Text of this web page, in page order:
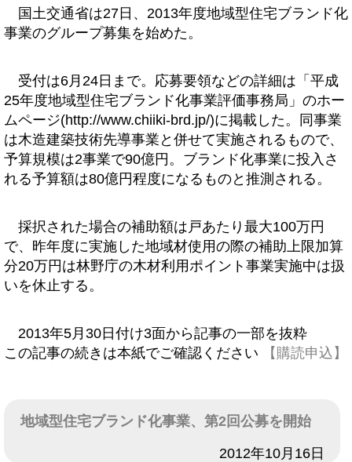
国土交通省は27日、2013年度地域型住宅ブランド化
事業のグループ募集を始めた。
受付は6月24日まで。応募要領などの詳細は「平成
25年度地域型住宅ブランド化事業評価事務局」のホー
ムページ(http://www.chiiki-brd.jp/)に掲載した。同事業
は木造建築技術先導事業と併せて実施されるもので、
予算規模は2事業で90億円。ブランド化事業に投入さ
れる予算額は80億円程度になるものと推測される。
採択された場合の補助額は戸あたり最大100万円
で、昨年度に実施した地域材使用の際の補助上限加算
分20万円は林野庁の木材利用ポイント事業実施中は扱
いを休止する。
2013年5月30日付け3面から記事の一部を抜粋
この記事の続きは本紙でご確認ください
【購読申込】
地域型住宅ブランド化事業、第2回公募を開始
2012年10月16日